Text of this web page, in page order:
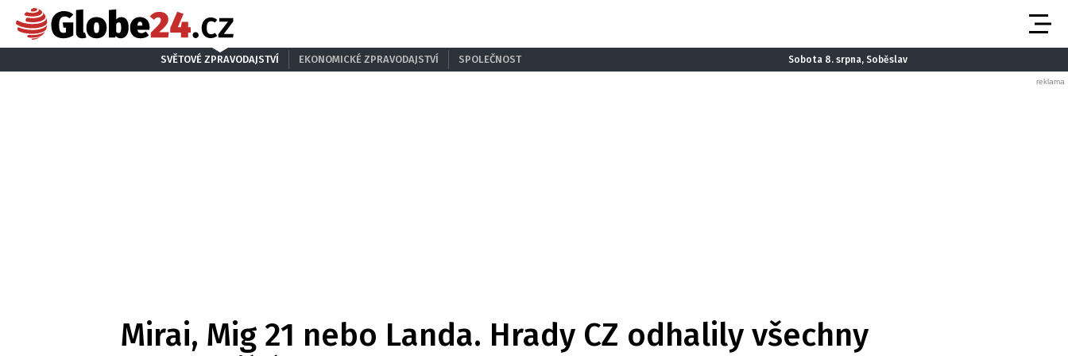
SVĚTOVÉ ZPRAVODAJSTVÍ EKONOMICKÉ ZPRAVODAJSTVÍ SPOLEČNOST Sobota 8. srpna, Soběslav
Mirai, Mig 21 nebo Landa. Hrady CZ odhalily všechny